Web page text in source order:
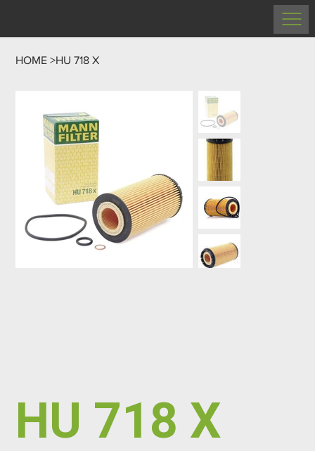
HOME >HU 718 X
HU 718 X